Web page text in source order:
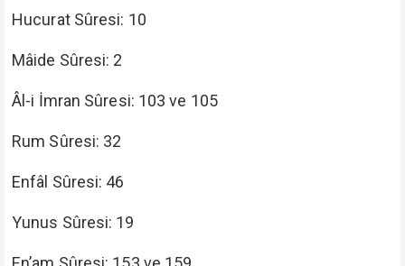
Hucurat Sûresi: 10
Mâide Sûresi: 2
Âl-i İmran Sûresi: 103 ve 105
Rum Sûresi: 32
Enfâl Sûresi: 46
Yunus Sûresi: 19